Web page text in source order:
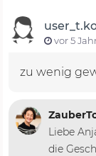
vor 5
zu wenig
Liebe
die